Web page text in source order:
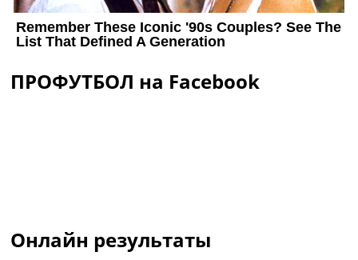
ПРОФУТБОЛ на Facebook
Онлайн результаты